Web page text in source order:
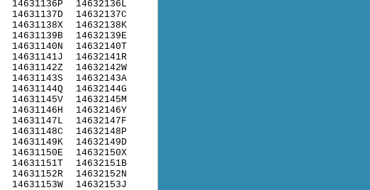
14631136P
14631137D
14631138X
14631139B
14631140N
14631141J
14631142Z
14631143S
14631144Q
14631145V
14631146H
14631147L
14631148C
14631149K
14631150E
14631151T
14631152R
14631153W
14632136L
14632137C
14632138K
14632139E
14632140T
14632141R
14632142W
14632143A
14632144G
14632145M
14632146Y
14632147F
14632148P
14632149D
14632150X
14632151B
14632152N
14632153J